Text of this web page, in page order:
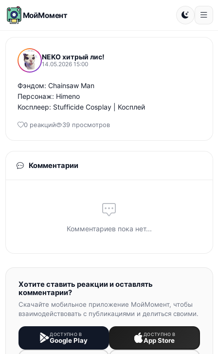
МойМомент
NEKO хитрый лис!
14.05.2026 15:00
Фэндом: Chainsaw Man
Персонаж: Himeno
Косплеер: Stufficide Cosplay | Косплей
0 реакций 39 просмотров
Комментарии
Комментариев пока нет...
Хотите ставить реакции и оставлять
комментарии?
Скачайте мобильное приложение МойМомент, чтобы
взаимодействовать с публикациями и делиться своими.
ДОСТУПНО В
Google Play
ДОСТУПНО В
App Store